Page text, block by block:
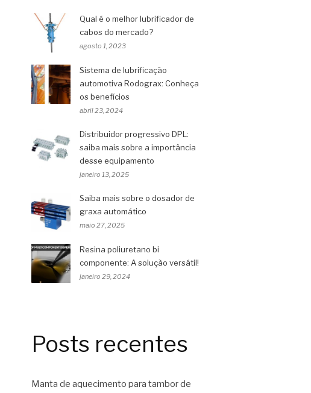
Qual é o melhor lubrificador de
cabos do mercado?
agosto 1, 2023
Sistema de lubrificação
automotiva Rodograx: Conheça
os benefícios
abril 23, 2024
Distribuidor progressivo DPL:
saiba mais sobre a importância
desse equipamento
janeiro 13, 2025
Saiba mais sobre o dosador de
graxa automático
maio 27, 2025
Resina poliuretano bi
componente: A solução versátil!
janeiro 29, 2024
Posts recentes
Manta de aquecimento para tambor de